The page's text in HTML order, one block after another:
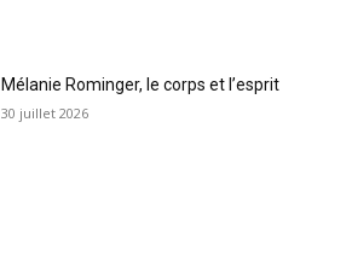
Mélanie Rominger, le corps et l’esprit
30 juillet 2026